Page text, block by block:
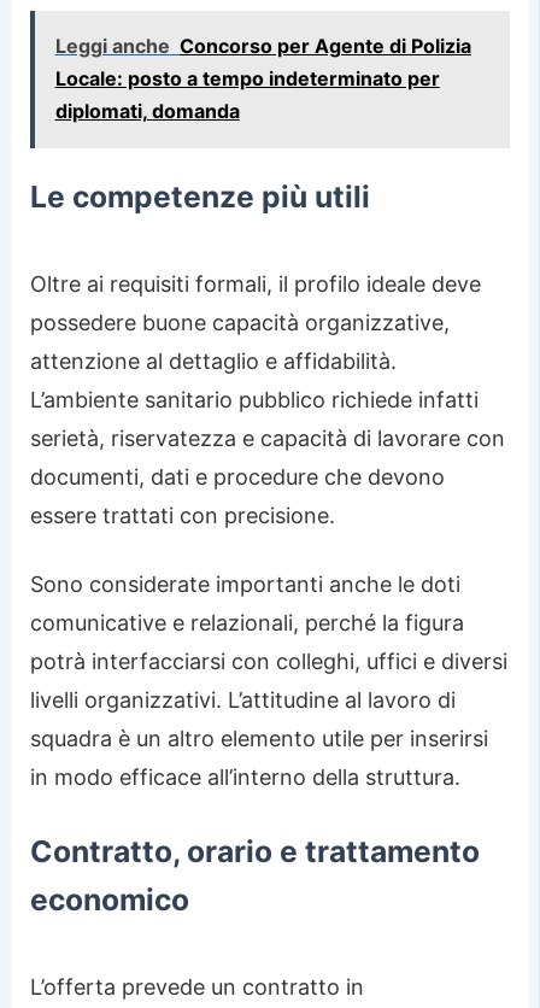
Leggi anche Concorso per Agente di Polizia
Locale: posto a tempo indeterminato per
diplomati, domanda
Le competenze più utili
Oltre ai requisiti formali, il profilo ideale deve
possedere buone capacità organizzative,
attenzione al dettaglio e affidabilità.
L’ambiente sanitario pubblico richiede infatti
serietà, riservatezza e capacità di lavorare con
documenti, dati e procedure che devono
essere trattati con precisione.
Sono considerate importanti anche le doti
comunicative e relazionali, perché la figura
potrà interfacciarsi con colleghi, uffici e diversi
livelli organizzativi. L’attitudine al lavoro di
squadra è un altro elemento utile per inserirsi
in modo efficace all’interno della struttura.
Contratto, orario e trattamento
economico
L’offerta prevede un contratto in